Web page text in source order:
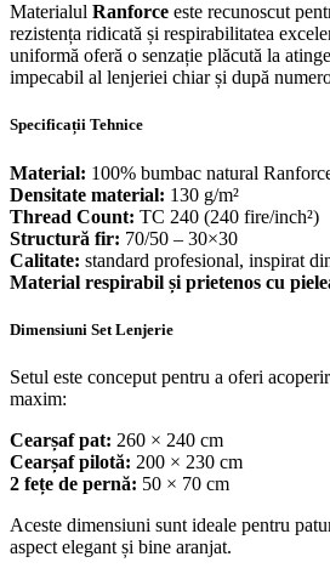
Materialul Ranforce este recunoscut
rezistența ridicată și respirabilitatea
uniformă oferă o senzație plăcută la
impecabil al lenjeriei chiar și după
Specificații Tehnice
Material: 100% bumbac natural
Densitate material: 130 g/m²
Thread Count: TC 240 (240 fire/inch²)
Structură fir: 70/50 – 30×30
Calitate: standard profesional, inspirat
Material respirabil și prietenos cu
Dimensiuni Set Lenjerie
Setul este conceput pentru a oferi
maxim:
Cearșaf pat: 260 × 240 cm
Cearșaf pilotă: 200 × 230 cm
2 fețe de pernă: 50 × 70 cm
Aceste dimensiuni sunt ideale pentru
aspect elegant și bine aranjat.